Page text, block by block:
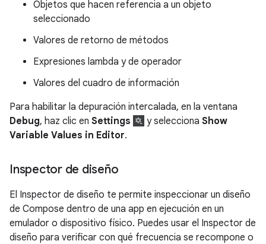
Objetos que hacen referencia a un objeto
seleccionado
Valores de retorno de métodos
Expresiones lambda y de operador
Valores del cuadro de información
Para habilitar la depuración intercalada, en la ventana
Debug, haz clic en Settings y selecciona Show
Variable Values in Editor.
Inspector de diseño
El Inspector de diseño te permite inspeccionar un diseño
de Compose dentro de una app en ejecución en un
emulador o dispositivo físico. Puedes usar el Inspector de
diseño para verificar con qué frecuencia se recompone o